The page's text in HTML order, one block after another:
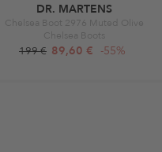
DR. MARTENS
Chelsea Boot 2976 Muted Olive
Chelsea Boots
199 € 89,60 € -55%